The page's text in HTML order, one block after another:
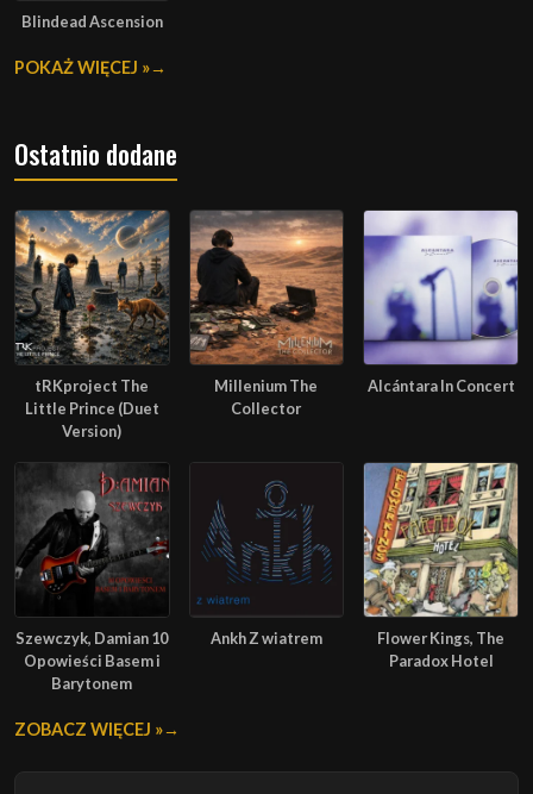
Blindead Ascension
POKAŻ WIĘCEJ »
Ostatnio dodane
tRKproject The
Little Prince (Duet
Version)
Millenium The
Collector
Alcántara In Concert
Szewczyk, Damian 10
Opowieści Basem i
Barytonem
Ankh Z wiatrem
Flower Kings, The
Paradox Hotel
ZOBACZ WIĘCEJ »